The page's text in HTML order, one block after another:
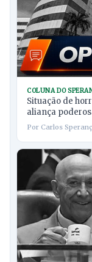
COLUNA DO
Situação de
aliança
Por Carlos